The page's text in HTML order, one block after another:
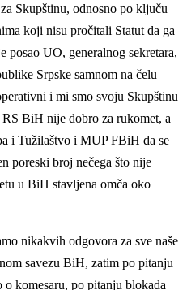
Skupštinu, odnosno po ključu
koji nisu pročitali Statut da ga
posao UO, generalnog sekretara,
Srpske samnom na čelu
i mi smo svoju Skupštinu
BiH nije dobro za rukomet, a
i Tužilaštvo i MUP FBiH da se
poreski broj nečega što nije
u BiH stavljena omča oko
nikakvih odgovora za sve naše
savezu BiH, zatim po pitanju
komesaru, po pitanju blokada